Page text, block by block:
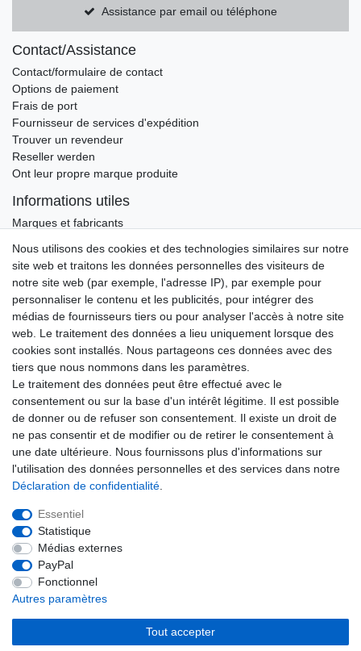
Assistance par email ou téléphone
Contact/Assistance
Contact/formulaire de contact
Options de paiement
Frais de port
Fournisseur de services d'expédition
Trouver un revendeur
Reseller werden
Ont leur propre marque produite
Informations utiles
Marques et fabricants
ADRESSE E-MAIL **
Ceres::Template.newsletterHoneypotLabel
Par la présente, je confirme avoir lu la Déclaration de confidentialité
. Je peux
rétracter mon consentement à tout moment.**
S’abonner
** Il s’agit d’un champ obligatoire.
Ceres::Template.newsletterUnsubscribeHoneypotLabel
Se désabonner
Droit de rétractation
Mentions légales
Conditions générales
Nous utilisons des cookies et des technologies similaires sur notre
site web et traitons les données personnelles des visiteurs de
notre site web (par exemple, l'adresse IP), par exemple pour
personnaliser le contenu et les publicités, pour intégrer des
médias de fournisseurs tiers ou pour analyser l'accès à notre site
web. Le traitement des données a lieu uniquement lorsque des
cookies sont installés. Nous partageons ces données avec des
tiers que nous nommons dans les paramètres.
Le traitement des données peut être effectué avec le
consentement ou sur la base d'un intérêt légitime. Il est possible
de donner ou de refuser son consentement. Il existe un droit de
ne pas consentir et de modifier ou de retirer le consentement à
une date ultérieure. Nous fournissons plus d'informations sur
l'utilisation des données personnelles et des services dans notre
Déclaration de confidentialité
Essentiel
Statistique
Médias externes
PayPal
Fonctionnel
Autres paramètres
Tout accepter